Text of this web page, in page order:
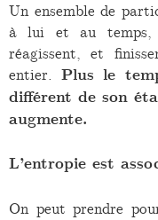
Un ensemble de
à lui et au temps,
réagissent, et
entier. Plus le
différent de son
augmente.
L’entropie est
On peut prendre